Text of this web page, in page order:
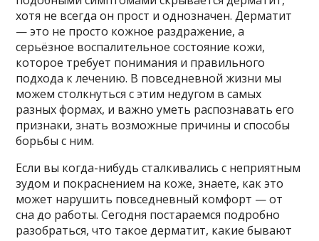
хотя не всегда он прост и однозначен. Дерматит
— это не просто кожное раздражение, а
серьёзное воспалительное состояние кожи,
которое требует понимания и правильного
подхода к лечению. В повседневной жизни мы
можем столкнуться с этим недугом в самых
разных формах, и важно уметь распознавать его
признаки, знать возможные причины и способы
борьбы с ним.
Если вы когда-нибудь сталкивались с неприятным
зудом и покраснением на коже, знаете, как это
может нарушить повседневный комфорт — от
сна до работы. Сегодня постараемся подробно
разобраться, что такое дерматит, какие бывают